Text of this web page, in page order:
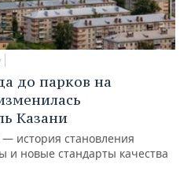
до парков на
Казани
история становления
и новые стандарты качества